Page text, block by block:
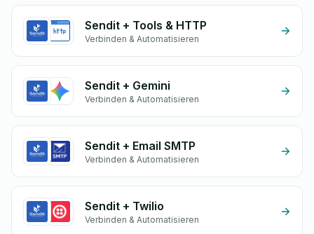
Sendit + Tools & HTTP
Verbinden & Automatisieren
Sendit + Gemini
Verbinden & Automatisieren
Sendit + Email SMTP
Verbinden & Automatisieren
Sendit + Twilio
Verbinden & Automatisieren